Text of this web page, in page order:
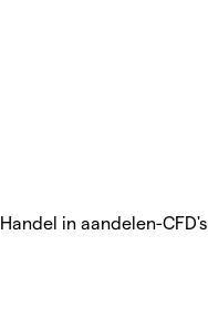
Handel in aandelen-CFD's